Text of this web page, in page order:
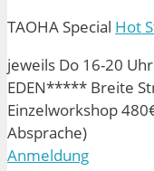
TAOHA Special Hot
jeweils Do 16-20
EDEN***** Breite
Einzelworkshop
Absprache)
Anmeldung